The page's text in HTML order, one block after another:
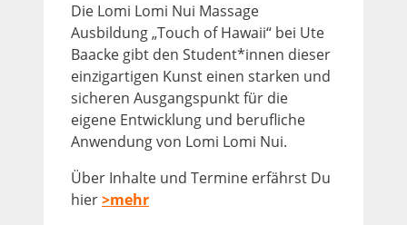
Die Lomi Lomi Nui Massage
Ausbildung „Touch of Hawaii“ bei Ute
Baacke gibt den Student*innen dieser
einzigartigen Kunst einen starken und
sicheren Ausgangspunkt für die
eigene Entwicklung und berufliche
Anwendung von Lomi Lomi Nui.
Über Inhalte und Termine erfährst Du
hier>mehr